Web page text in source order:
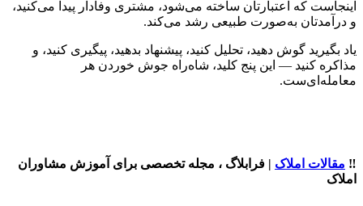
اینجاست که اعتبارتان ساخته می‌شود، مشتری وفادار پیدا می‌کنید،
و درآمدتان به‌صورت طبیعی رشد می‌کند.
یاد بگیرید گوش دهید، تحلیل کنید، پیشنهاد بدهید، پیگیری کنید، و
مذاکره کنید — این پنج کلید، شاه‌راه جوش خوردن هر
معامله‌ای‌ست.
‼️ مقالات املاک | فرابلاگ ، مجله تخصصی برای آموزش مشاوران
املاک